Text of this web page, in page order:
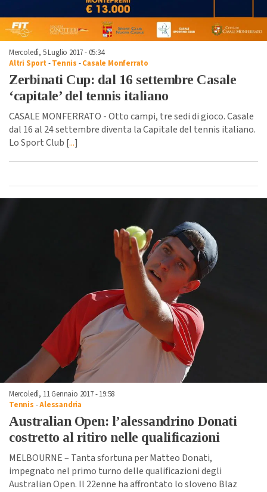
Mercoledì, 5 Luglio 2017 - 05:34
Altri Sport -Tennis -Casale Monferrato
Zerbinati Cup: dal 16 settembre Casale
‘capitale’ del tennis italiano
CASALE MONFERRATO - Otto campi, tre sedi di gioco. Casale
dal 16 al 24 settembre diventa la Capitale del tennis italiano.
Lo Sport Club [...]
Mercoledì, 11 Gennaio 2017 - 19:58
Tennis -Alessandria
Australian Open: l’alessandrino Donati
costretto al ritiro nelle qualificazioni
MELBOURNE – Tanta sfortuna per Matteo Donati,
impegnato nel primo turno delle qualificazioni degli
Australian Open. Il 22enne ha affrontato lo sloveno Blaz